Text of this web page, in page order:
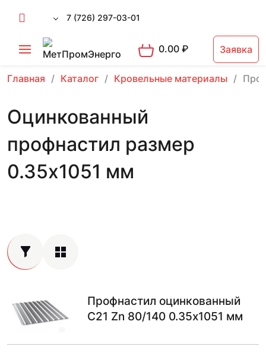
7 (726) 297-03-01
0.00₽ Заявка
Главная Каталог Кровельные материалы
Оцинкованный
профнастил размер
0.35х1051 мм
Профнастил оцинкованный
С21 Zn 80/140 0.35х1051 мм